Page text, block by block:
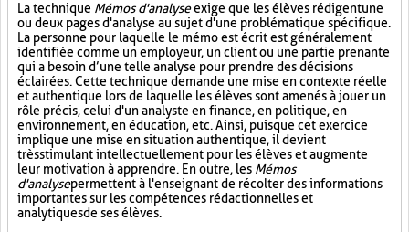
La technique Mémos d'analyseexige que les élèves rédigent une
ou deux pages d'analyse au sujet d'une problématique spécifique.
La personne pour laquelle le mémo est écrit est généralement
identifiée comme un employeur, un client ou une partie prenante
qui a besoin d’une telle analyse pour prendre des décisions
éclairées. Cette technique demande une mise en contexte réelle
et authentique lors de laquelle les élèves sont amenés à jouer un
rôle précis, celui d'un analyste en finance, en politique, en
environnement, en éducation, etc. Ainsi, puisque cet exercice
implique une mise en situation authentique, il devient
très stimulant intellectuellement pour les élèves et augmente
leur motivation à apprendre. En outre, les Mémos
d'analysepermettent à l'enseignant de récolter des informations
importantes sur les compétences rédactionnelles et
analytiques de ses élèves.